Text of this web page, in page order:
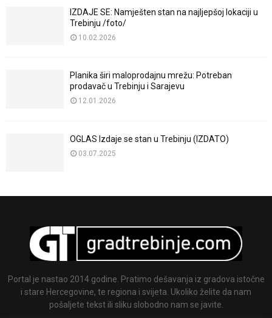
IZDAJE SE: Namješten stan na najljepšoj lokaciji u
Trebinju /foto/
10.02.2026
Planika širi maloprodajnu mrežu: Potreban
prodavač u Trebinju i Sarajevu
12.01.2026
OGLAS Izdaje se stan u Trebinju (IZDATO)
03.07.2025
Portal je nastao 2014 godine. Pratimo dešavanja iz gradova istočne
i stare Hercegovine, te regiona i svijeta. Ukoliko želite da nam
pošaljete tekst ili sliku slobodno nam se javite.